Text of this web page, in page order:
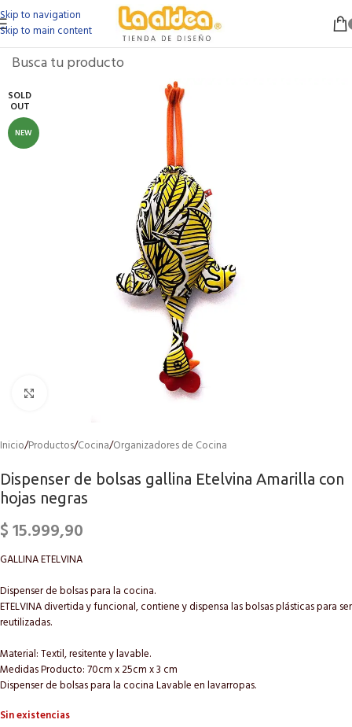
Skip to navigation
Skip to main content
SOLD
OUT
NEW
Inicio/Productos/Cocina/Organizadores de Cocina
Dispenser de bolsas gallina Etelvina Amarilla con
hojas negras
$15.999,90
GALLINA ETELVINA
Dispenser de bolsas para la cocina.
ETELVINA divertida y funcional, contiene y dispensa las bolsas plásticas para ser
reutilizadas.
Material: Textil, resitente y lavable.
Medidas Producto: 70cm x 25cm x 3 cm
Dispenser de bolsas para la cocina Lavable en lavarropas.
Sin existencias